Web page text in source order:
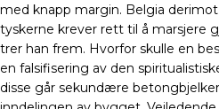
med knapp margin. Belgia
tyskerne krever rett til å marsjere
trer han frem. Hvorfor skulle en
en falsifisering av den
disse går sekundære